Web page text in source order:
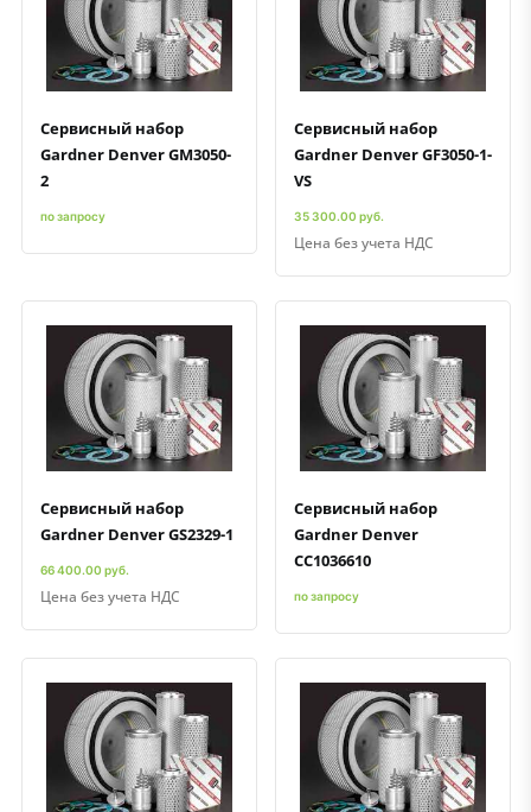
Быстрый просмотрДобавить к сравнению
Добавить в избранное
Сервисный набор
Gardner Denver GM3050-
2
по запросу
Быстрый просмотрДобавить к сравнению
Добавить в избранное
Сервисный набор
Gardner Denver GF3050-1-
VS
35 300.00 руб.
Цена без учета НДС
Быстрый просмотрДобавить к сравнению
Добавить в избранное
Сервисный набор
Gardner Denver GS2329-1
66 400.00 руб.
Цена без учета НДС
Быстрый просмотрДобавить к сравнению
Добавить в избранное
Сервисный набор
Gardner Denver
СС1036610
по запросу
Быстрый просмотрДобавить к сравнению
Добавить в избранное Быстрый просмотрДобавить к сравнению
Добавить в избранное